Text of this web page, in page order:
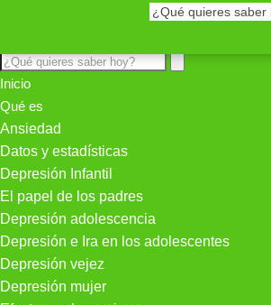
Inicio
Qué es
Ansiedad
Datos y estadísticas
Depresión Infantil
El papel de los padres
Depresión adolescencia
Depresión e Ira en los adolescentes
Depresión vejez
Depresión mujer